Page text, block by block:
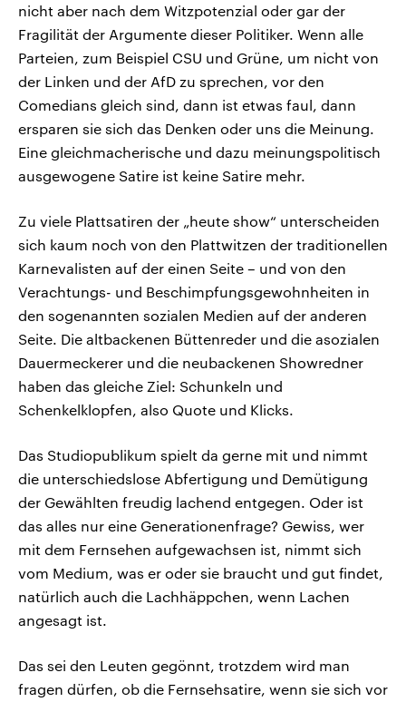
nicht aber nach dem Witzpotenzial oder gar der
Fragilität der Argumente dieser Politiker. Wenn alle
Parteien, zum Beispiel CSU und Grüne, um nicht von
der Linken und der AfD zu sprechen, vor den
Comedians gleich sind, dann ist etwas faul, dann
ersparen sie sich das Denken oder uns die Meinung.
Eine gleichmacherische und dazu meinungspolitisch
ausgewogene Satire ist keine Satire mehr.
Zu viele Plattsatiren der „heute show“ unterscheiden
sich kaum noch von den Plattwitzen der traditionellen
Karnevalisten auf der einen Seite – und von den
Verachtungs- und Beschimpfungsgewohnheiten in
den sogenannten sozialen Medien auf der anderen
Seite. Die altbackenen Büttenreder und die asozialen
Dauermeckerer und die neubackenen Showredner
haben das gleiche Ziel: Schunkeln und
Schenkelklopfen, also Quote und Klicks.
Das Studiopublikum spielt da gerne mit und nimmt
die unterschiedslose Abfertigung und Demütigung
der Gewählten freudig lachend entgegen. Oder ist
das alles nur eine Generationenfrage? Gewiss, wer
mit dem Fernsehen aufgewachsen ist, nimmt sich
vom Medium, was er oder sie braucht und gut findet,
natürlich auch die Lachhäppchen, wenn Lachen
angesagt ist.
Das sei den Leuten gegönnt, trotzdem wird man
fragen dürfen, ob die Fernsehsatire, wenn sie sich vor